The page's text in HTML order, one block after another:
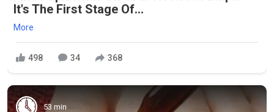
It's The First Stage Of...
More
498 34 368
53 min